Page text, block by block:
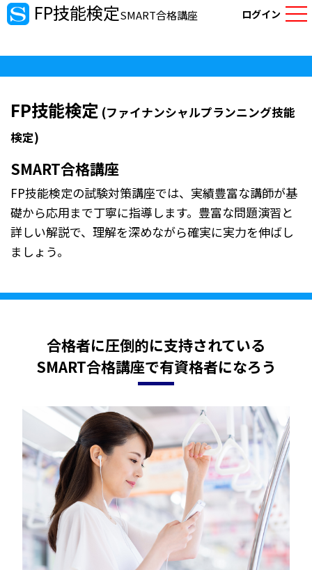
FP技能検定SMART合格講座 ログイン
FP技能検定 (ファイナンシャルプランニング技能
検定)
SMART合格講座
​FP技能検定の試験対策講座では、実績豊富な講師が基
礎から応用まで丁寧に指導します。​豊富な問題演習と
詳しい解説で、理解を深めながら確実に実力を伸ばし
ましょう。
合格者に圧倒的に支持されている
SMART合格講座で有資格者になろう